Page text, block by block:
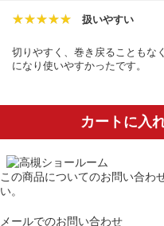
扱いやすい
切りやすく、巻き戻ることもな
になり使いやすかったです。
カートに入
この商品についてのお問い合わ
い。
メールでのお問い合わせ